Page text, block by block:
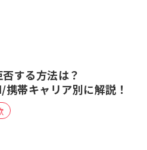
する方法は？
帯キャリア別に解説！